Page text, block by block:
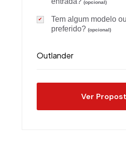
(opcional)
Tem algum modelo
preferido? (opcional)
Ver